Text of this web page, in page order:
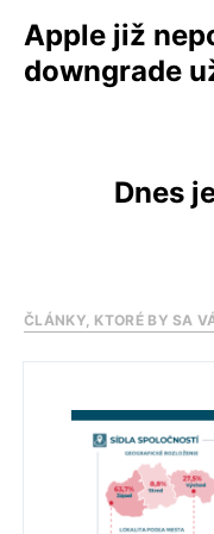
Apple již
downgrade
Dnes
ČLÁNKY, KTORÉ BY SA